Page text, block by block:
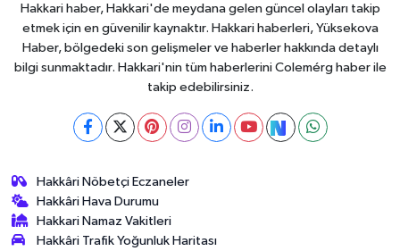
Hakkari haber, Hakkari'de meydana gelen güncel olayları takip
etmek için en güvenilir kaynaktır. Hakkari haberleri, Yüksekova
Haber, bölgedeki son gelişmeler ve haberler hakkında detaylı
bilgi sunmaktadır. Hakkari'nin tüm haberlerini Colemérg haber ile
takip edebilirsiniz.
Hakkâri Nöbetçi Eczaneler
Hakkâri Hava Durumu
Hakkari Namaz Vakitleri
Hakkâri Trafik Yoğunluk Haritası